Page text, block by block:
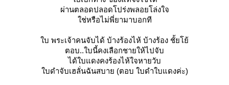
ผ่านตลอดปลอดโปร่งพลอยโล่งใจ
ช่หรือไม่พี่ยามาบอกที
บ พระเจ้าคนจับได้ บ้างร้องไห้ บ้างร้อง ชั้ยโย้
ตอบ..ใบนี้คงเลือกชายให้ไปจับ
ได้ใบแดงคงร้องไห้ใจหายวับ
บดำจับเฮลั่นฉันสบาย (ตอบ ใบดำใบแดงค่ะ)